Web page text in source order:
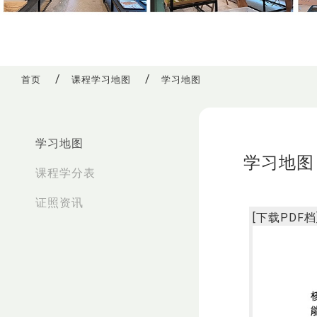
首页 课程学习地图 学习地图
学习地图
课程学分表
证照资讯
学习地图
[下载PDF档